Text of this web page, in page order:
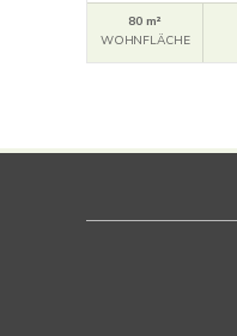
80 m²
WOHNFLÄCHE